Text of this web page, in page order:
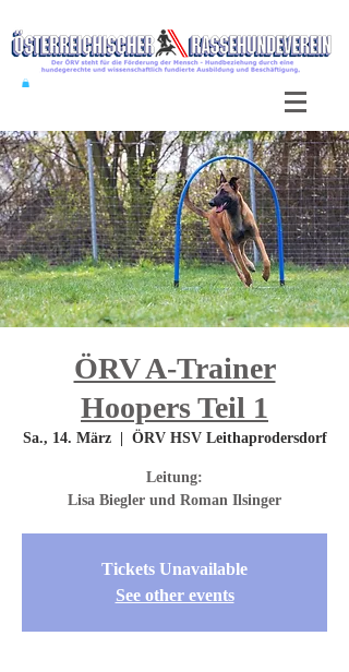
ÖRV A-Trainer
Hoopers Teil 1
Sa., 14. März
  |
ÖRV HSV Leithaprodersdorf
Leitung:
Lisa Biegler und Roman Ilsinger
Tickets Unavailable
See other events